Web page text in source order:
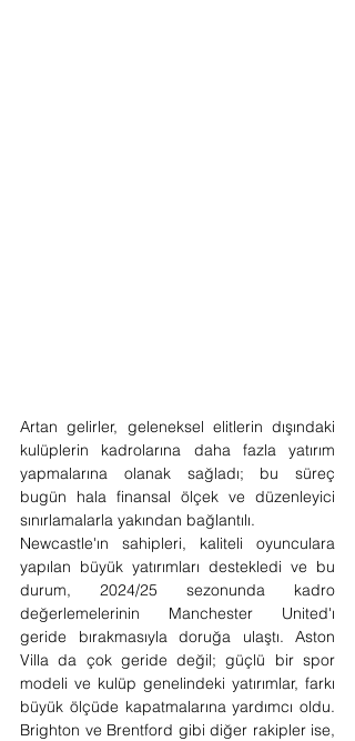
Artan gelirler, geleneksel elitlerin dışındaki
kulüplerin kadrolarına daha fazla yatırım
yapmalarına olanak sağladı; bu süreç
bugün hala finansal ölçek ve düzenleyici
sınırlamalarla yakından bağlantılı.
Newcastle'ın sahipleri, kaliteli oyunculara
yapılan büyük yatırımları destekledi ve bu
durum, 2024/25 sezonunda kadro
değerlemelerinin Manchester United'ı
geride bırakmasıyla doruğa ulaştı. Aston
Villa da çok geride değil; güçlü bir spor
modeli ve kulüp genelindeki yatırımlar, farkı
büyük ölçüde kapatmalarına yardımcı oldu.
Brighton ve Brentford gibi diğer rakipler ise,